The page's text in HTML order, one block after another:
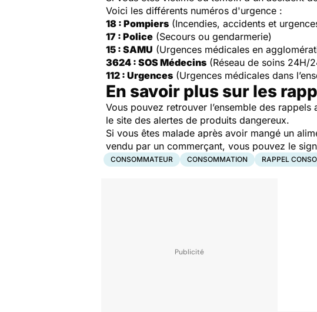
Voici les différents numéros d'urgence :
18 : Pompiers (Incendies, accidents et
17 : Police (Secours ou gendarmerie)
15 : SAMU (Urgences médicales en
3624 : SOS Médecins (Réseau de soins 24H/
112 : Urgences (Urgences médicales dans
En savoir plus sur les
Vous pouvez retrouver l’ensemble des
le site des alertes de produits dangereux.
Si vous êtes malade après avoir mangé un
vendu par un commerçant, vous pouvez le
CONSOMMATEUR CONSOMMATION RAPPEL CONSO